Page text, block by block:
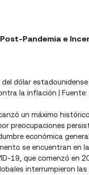
Pandemia e
del dólar estadounidense
la inflación | Fuente:
un máximo
preocupaciones
económica
se encuentran en
19, que comenzó en
interrumpieron las